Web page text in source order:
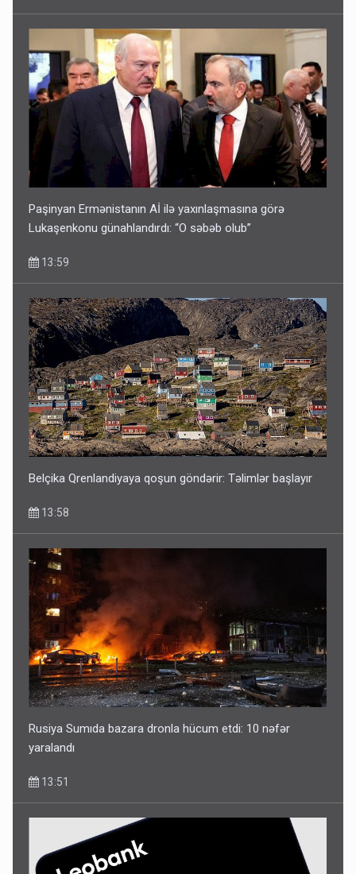
Paşinyan Ermənistanın Aİ ilə yaxınlaşmasına görə
Lukaşenkonu günahlandırdı: “O səbəb olub”
13:59
Belçika Qrenlandiyaya qoşun göndərir: Təlimlər başlayır
13:58
Rusiya Sumıda bazara dronla hücum etdi: 10 nəfər
yaralandı
13:51